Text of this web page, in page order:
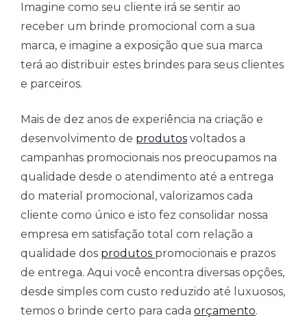
Imagine como seu cliente irá se sentir ao
receber um brinde promocional com a sua
marca, e imagine a exposição que sua marca
terá ao distribuir estes brindes para seus clientes
e parceiros.
Mais de dez anos de experiência na criação e
desenvolvimento de produtos voltados a
campanhas promocionais nos preocupamos na
qualidade desde o atendimento até a entrega
do material promocional, valorizamos cada
cliente como único e isto fez consolidar nossa
empresa em satisfação total com relação a
qualidade dos produtos promocionais e prazos
de entrega. Aqui você encontra diversas opções,
desde simples com custo reduzido até luxuosos,
temos o brinde certo para cada orçamento.